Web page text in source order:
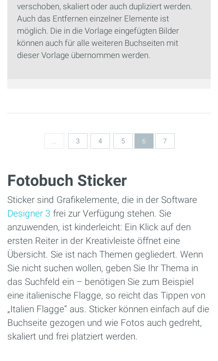
verschoben, skaliert oder auch dupliziert werden.
Auch das Entfernen einzelner Elemente ist
möglich. Die in die Vorlage eingefügten Bilder
können auch für alle weiteren Buchseiten mit
dieser Vorlage übernommen werden.
Seiten
3 4 5 6 7
Fotobuch Sticker
Sticker sind Grafikelemente, die in der Software
Designer 3 frei zur Verfügung stehen. Sie
anzuwenden, ist kinderleicht: Ein Klick auf den
ersten Reiter in der Kreativleiste öffnet eine
Übersicht. Sie ist nach Themen gegliedert. Wenn
Sie nicht suchen wollen, geben Sie Ihr Thema in
das Suchfeld ein – benötigen Sie zum Beispiel
eine italienische Flagge, so reicht das Tippen von
„Italien Flagge“ aus. Sticker können einfach auf die
Buchseite gezogen und wie Fotos auch gedreht,
skaliert und frei platziert werden.